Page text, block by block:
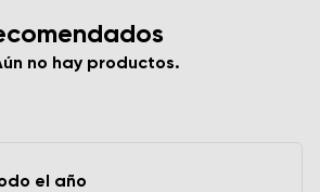
no hay productos.
el año